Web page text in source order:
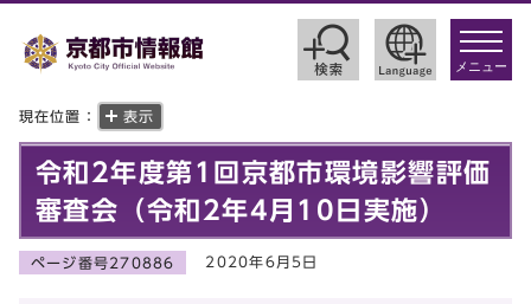
toggle
メニュー
現在位置： 表示
令和2年度第1回京都市環境影響評価
審査会（令和2年4月10日実施）
ページ番号270886 2020年6月5日